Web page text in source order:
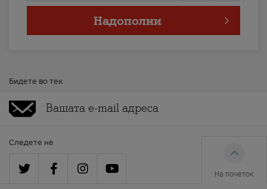
Надополни
Бидете во тек
Следете нè
На почеток